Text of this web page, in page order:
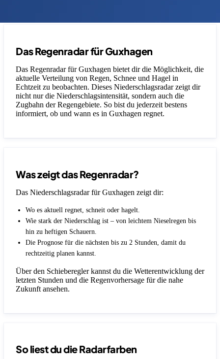
Das Regenradar für Guxhagen
Das Regenradar für Guxhagen bietet dir die Möglichkeit, die
aktuelle Verteilung von Regen, Schnee und Hagel in
Echtzeit zu beobachten. Dieses Niederschlagsradar zeigt dir
nicht nur die Niederschlagsintensität, sondern auch die
Zugbahn der Regengebiete. So bist du jederzeit bestens
informiert, ob und wann es in Guxhagen regnet.
Was zeigt das Regenradar?
Das Niederschlagsradar für Guxhagen zeigt dir:
Wo es aktuell regnet, schneit oder hagelt.
Wie stark der Niederschlag ist – von leichtem Nieselregen bis
hin zu heftigen Schauern.
Die Prognose für die nächsten bis zu 2 Stunden, damit du
rechtzeitig planen kannst.
Über den Schieberegler kannst du die Wetterentwicklung der
letzten Stunden und die Regenvorhersage für die nahe
Zukunft ansehen.
So liest du die Radarfarben